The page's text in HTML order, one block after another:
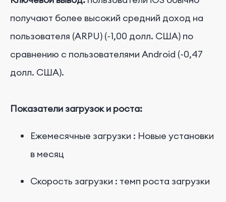
получают более высокий средний доход на
пользователя (ARPU) (~1,00 долл. США) по
сравнению с пользователями Android (~0,47
долл. США).
Показатели загрузок и роста:
Ежемесячные загрузки : Новые установки
в месяц
Скорость загрузки : темп роста загрузки